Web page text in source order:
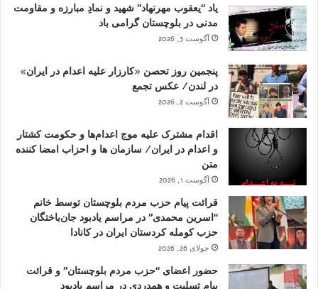
یاد “یعقوب مهرنهاد” شهید و نمادِ مبارزه و مقاومت
مدنی در بلوچستان گرامی باد
آگوست 3, 2026
پنجمین روز تحصن «کارزار علیه اعدام در ایران»
در لندن/ عکس تجمع
آگوست 2, 2026
اقدام مشترک علیه موج اعدام‌ها و حکومت کشتار
و اعدام در ایران/ سازمان ها و احزاب امضا کننده
متن
آگوست 1, 2026
قرائت پیام حزب مردم بلوچستان توسط خانم
“اسرین محمدی” در مراسم یادبود جان‌باختگان
حزب کومله کردستان ایران در کانادا
جولای 26, 2026
حضور اعضای “حزب مردم بلوچستان” و قرائت
پیام تسلیت و همدردی در مراسم یادبود